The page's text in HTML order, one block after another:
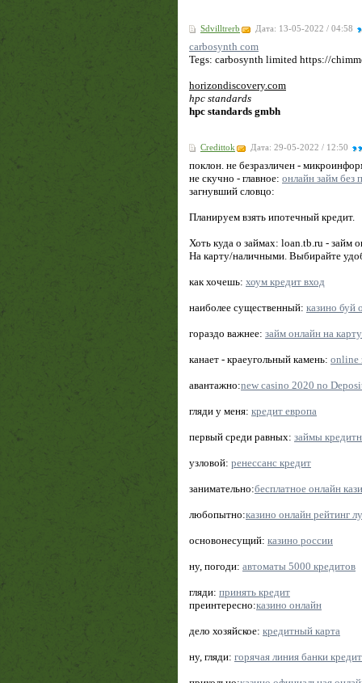
Sdvilltrerb Дата: 13-05-2022 / 04:58
carbosynth com
Tegs: carbosynth limited https://
horizondiscovery.com
hpc standards
hpc standards gmbh
Credittok Дата: 29-05-2022 / 12:50
поклон. не безразличен -
не скучно - главное: онлайн займ без
загнувший словцо:
Планируем взять ипотечный кредит.
Хоть куда о займах: loan.tb.ru - займ
На карту/наличными. Выбирайте
как хочешь: хоум кредит вход
наиболее существенный: казино буй
гораздо важнее: займ онлайн на
канает - краеугольный камень: online
авантажно:new casino 2020 no
гляди у меня: кредит европа
первый среди равных: займы
узловой: ренессанс кредит
занимательно:бесплатное онлайн
любопытно:казино онлайн рейтинг
основонесущий: казино россии
ну, погоди: автоматы 5000 кредитов
гляди: принять кредит
преинтересно:казино онлайн
дело хозяйское: кредитный карта
ну, гляди: горячая линия банки кредит